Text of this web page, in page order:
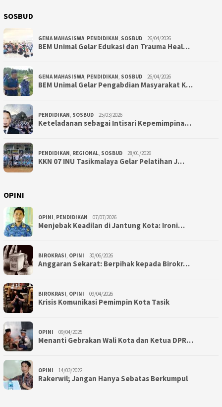
SOSBUD
GEMA MAHASISWA, PENDIDIKAN, SOSBUD 26/04/2026
BEM Unimal Gelar Edukasi dan Trauma Heal…
GEMA MAHASISWA, PENDIDIKAN, SOSBUD 26/04/2026
BEM Unimal Gelar Pengabdian Masyarakat K…
PENDIDIKAN, SOSBUD 25/03/2026
Keteladanan sebagai Intisari Kepemimpina…
PENDIDIKAN, REGIONAL, SOSBUD 28/01/2026
KKN 07 INU Tasikmalaya Gelar Pelatihan J…
OPINI
OPINI, PENDIDIKAN 07/07/2026
Menjebak Keadilan di Jantung Kota: Ironi…
BIROKRASI, OPINI 30/06/2026
Anggaran Sekarat: Berpihak kepada Birokr…
BIROKRASI, OPINI 09/04/2026
Krisis Komunikasi Pemimpin Kota Tasik
OPINI 09/04/2025
Menanti Gebrakan Wali Kota dan Ketua DPR…
OPINI 14/03/2022
Rakerwil; Jangan Hanya Sebatas Berkumpul